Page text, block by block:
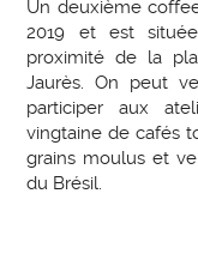
Un deuxième
2019 et est
proximité de la
Jaurès. On peut
participer aux
vingtaine de cafés
grains moulus et
du Brésil.